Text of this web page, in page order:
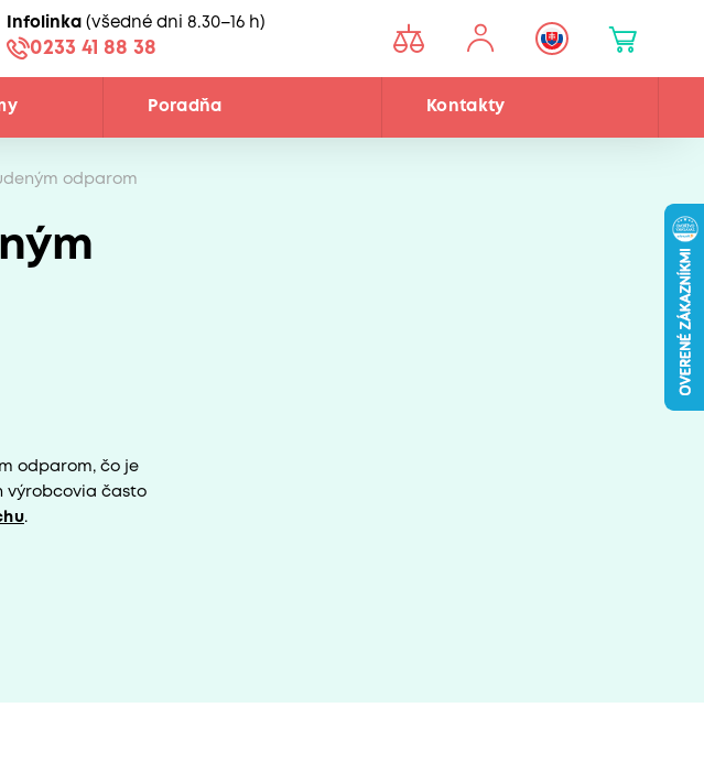
Infolinka (všedné dni 8.30–16 h)
0233 41 88 38
Poradňa Kontakty
odparom
odparom, čo je
výrobcovia často
.